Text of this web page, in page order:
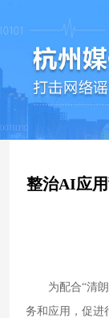
整治AI应
为配合“清
务和应用，促进